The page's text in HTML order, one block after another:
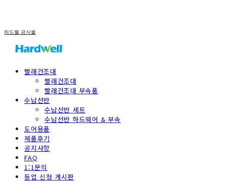
하드웰 공식몰
빨래건조대
빨래건조대
빨래건조대 부속품
수납선반
수납선반 세트
수납선반 하드웨어 & 부속
도어용품
제품후기
공지사항
FAQ
1:1문의
등업 신청 게시판